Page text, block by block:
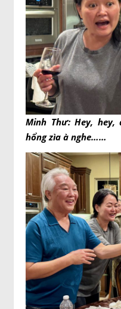
Minh Thư: Hey,
hổng zìa à nghe……